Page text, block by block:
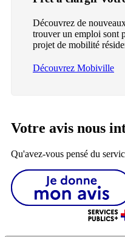
Découvrez de
trouver un emploi sont
projet de mobilité
Découvrez Mobiville
Votre avis nous
Qu'avez-vous pensé du